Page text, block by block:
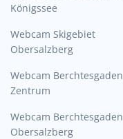
Königssee
Webcam Skigebiet
Obersalzberg
Webcam Berchtesgaden
Zentrum
Webcam Berchtesgaden
Obersalzberg